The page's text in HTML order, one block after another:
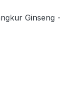
Ginseng -